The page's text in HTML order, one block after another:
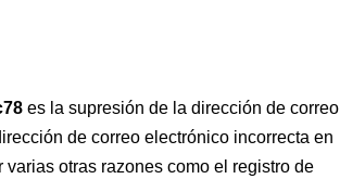
es la supresión de la dirección de correo
de correo electrónico incorrecta en
otras razones como el registro de